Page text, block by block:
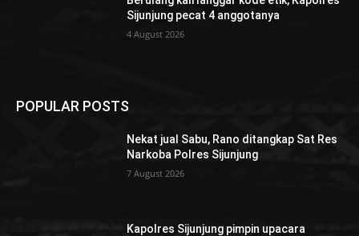
Sijunjung pecat 4 anggotanya
4 August 2026
POPULAR POSTS
Nekat jual Sabu, Rano ditangkap Sat Res
Narkoba Polres Sijunjung
7 August 2026
Kapolres Sijunjung pimpin upacara